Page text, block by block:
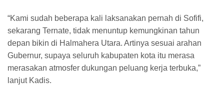
“Kami sudah beberapa kali laksanakan pernah di Sofifi,
sekarang Ternate, tidak menuntup kemungkinan tahun
depan bikin di Halmahera Utara. Artinya sesuai arahan
Gubernur, supaya seluruh kabupaten kota itu merasa
merasakan atmosfer dukungan peluang kerja terbuka,”
lanjut Kadis.